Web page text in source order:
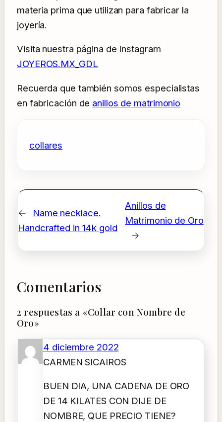
materia prima que utilizan para fabricar la
joyería.
Visita nuestra página de Instagram
JOYEROS.MX_GDL
Recuerda que también somos especialistas
en fabricación de anillos de matrimonio
collares
←
Name necklace.
Handcrafted in 14k gold
Anillos de
Matrimonio de Oro
→
Comentarios
2 respuestas a «Collar con Nombre de
Oro»
4 diciembre 2022
CARMEN SICAIROS
BUEN DIA, UNA CADENA DE ORO
DE 14 KILATES CON DIJE DE
NOMBRE, QUE PRECIO TIENE?